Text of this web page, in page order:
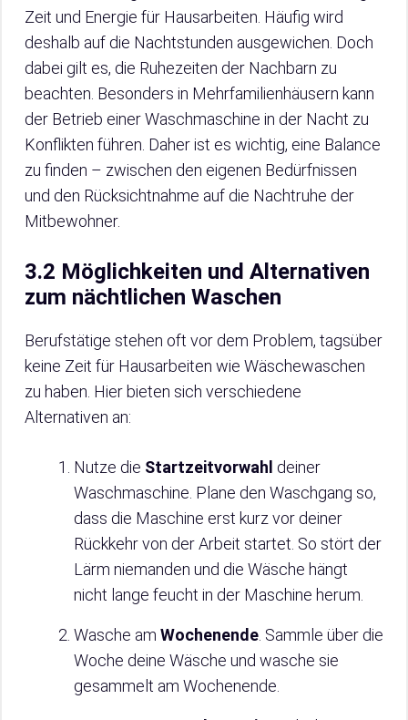
Zeit und Energie für Hausarbeiten. Häufig wird
deshalb auf die Nachtstunden ausgewichen. Doch
dabei gilt es, die Ruhezeiten der Nachbarn zu
beachten. Besonders in Mehrfamilienhäusern kann
der Betrieb einer Waschmaschine in der Nacht zu
Konflikten führen. Daher ist es wichtig, eine Balance
zu finden – zwischen den eigenen Bedürfnissen
und den Rücksichtnahme auf die Nachtruhe der
Mitbewohner.
3.2 Möglichkeiten und Alternativen
zum nächtlichen Waschen
Berufstätige stehen oft vor dem Problem, tagsüber
keine Zeit für Hausarbeiten wie Wäschewaschen
zu haben. Hier bieten sich verschiedene
Alternativen an:
Nutze die Startzeitvorwahl deiner
Waschmaschine. Plane den Waschgang so,
dass die Maschine erst kurz vor deiner
Rückkehr von der Arbeit startet. So stört der
Lärm niemanden und die Wäsche hängt
nicht lange feucht in der Maschine herum.
Wasche am Wochenende . Sammle über die
Woche deine Wäsche und wasche sie
gesammelt am Wochenende.